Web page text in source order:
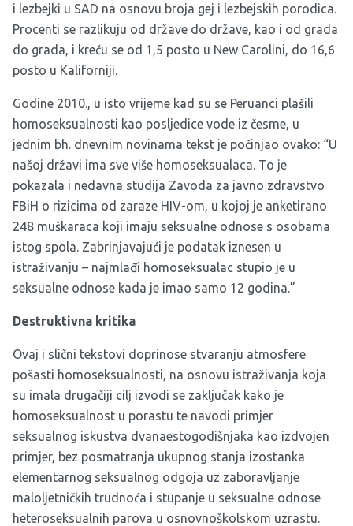
i lezbejki u SAD na osnovu broja gej i lezbejskih porodica.
Procenti se razlikuju od države do države, kao i od grada
do grada, i kreću se od 1,5 posto u New Carolini, do 16,6
posto u Kaliforniji.
Godine 2010., u isto vrijeme kad su se Peruanci plašili
homoseksualnosti kao posljedice vode iz česme, u
jednim bh. dnevnim novinama tekst je počinjao ovako: “U
našoj državi ima sve više homoseksualaca. To je
pokazala i nedavna studija Zavoda za javno zdravstvo
FBiH o rizicima od zaraze HIV-om, u kojoj je anketirano
248 muškaraca koji imaju seksualne odnose s osobama
istog spola. Zabrinjavajući je podatak iznesen u
istraživanju – najmlađi homoseksualac stupio je u
seksualne odnose kada je imao samo 12 godina.”
Destruktivna kritika
Ovaj i slični tekstovi doprinose stvaranju atmosfere
pošasti homoseksualnosti, na osnovu istraživanja koja
su imala drugačiji cilj izvodi se zaključak kako je
homoseksualnost u porastu te navodi primjer
seksualnog iskustva dvanaestogodišnjaka kao izdvojen
primjer, bez posmatranja ukupnog stanja izostanka
elementarnog seksualnog odgoja uz zaboravljanje
maloljetničkih trudnoća i stupanje u seksualne odnose
heteroseksualnih parova u osnovnoškolskom uzrastu.